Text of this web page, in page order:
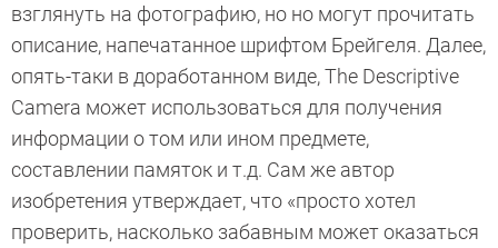
взглянуть на фотографию, но но могут прочитать
описание, напечатанное шрифтом Брейгеля. Далее,
опять-таки в доработанном виде, The Descriptive
Camera может использоваться для получения
информации о том или ином предмете,
составлении памяток и т.д. Сам же автор
изобретения утверждает, что «просто хотел
проверить, насколько забавным может оказаться